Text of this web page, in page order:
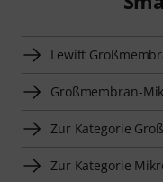
Lewitt
Großmembran-
Zur Kategorie
Zur Kategorie